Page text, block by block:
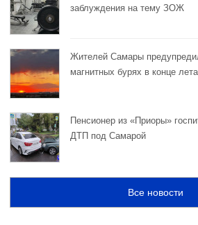
заблуждения на тему ЗОЖ
Жителей Самары
магнитных бурях в конце лета
Пенсионер из «Приоры»
ДТП под Самарой
Все новости